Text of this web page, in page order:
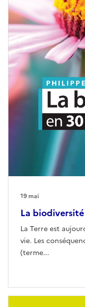
La
La Terre est
vie. Les
(terme...
19 mai